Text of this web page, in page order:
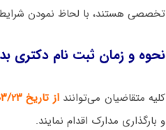
تخصصی هستند، با لحاظ نمودن
نحوه و زمان ثبت نام دکتری بدون کنکور ۱۴۰۵
کلیه متقاضیان می‌توانند از تاریخ ۱۴۰۵/۰۳/۲۳ لغایت ۱۴۰۵/۰۴/۱۷
و بارگذاری مدارک اقدام نمایند.